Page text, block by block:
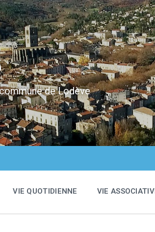
de Lodève
VIE QUOTIDIENNE VIE